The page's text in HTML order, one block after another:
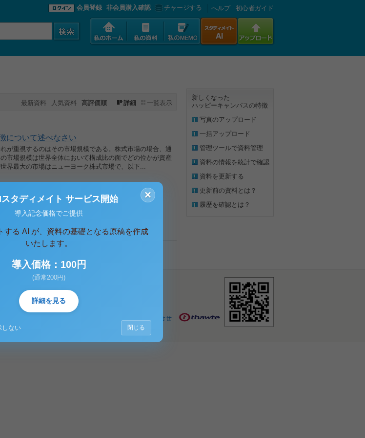
会員登録 非会員購入確認 チャージする へルプ 初心者ガイド
最新資料 人気資料 高評価順 詳細 一覧表示
について述べなさい
が重視するのはその市場規模である。株式市場の場合、通
市場規模は世界全体において構成比の面でどの位かが資産
界最大の市場はニューヨーク株式市場で、以下...
新しくなった
ハッピーキャンパスの特徴
写真のアップロード
一括アップロード
管理ツールで資料管理
資料の情報を統計で確認
資料を更新する
更新前の資料とは？
履歴を確認とは？
検索
お問合せ
×
タディメイト サービス開始
導入記念価格でご提供
する AI が、資料の基礎となる原稿を作成
いたします。
導入価格：100円
(通常200円)
詳細を見る
しない 閉じる